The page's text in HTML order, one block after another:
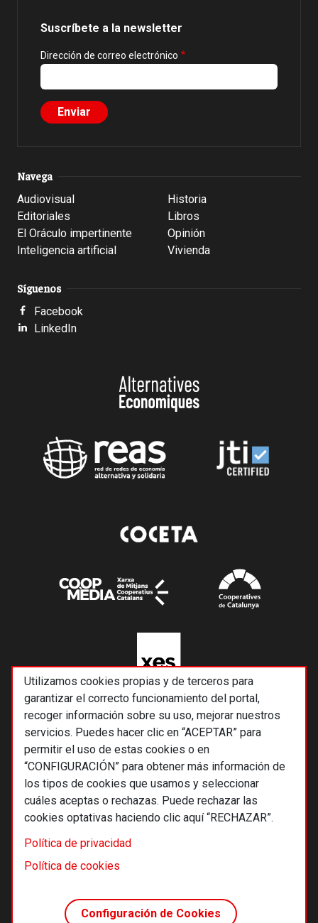
Utilizamos cookies propias y de terceros para
garantizar el correcto funcionamiento del portal,
recoger información sobre su uso, mejorar nuestros
servicios. Puedes hacer clic en “ACEPTAR” para
permitir el uso de estas cookies o en
“CONFIGURACIÓN” para obtener más información de
los tipos de cookies que usamos y seleccionar
cuáles aceptas o rechazas. Puede rechazar las
cookies optativas haciendo clic aquí “RECHAZAR”.
Política de privacidad
Política de cookies
Configuración de Cookies
Suscríbete a la newsletter
Dirección de correo electrónico
Navega
Audiovisual
Editoriales
El Oráculo impertinente
Inteligencia artificial
Historia
Libros
Opinión
Vivienda
Síguenos
Facebook
LinkedIn
© 2026 Alternativas económicas SCCL
Footer
Términos y condiciones de uso
Política de cookies